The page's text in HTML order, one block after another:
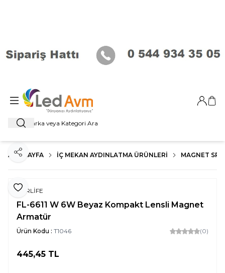
Ara
Giriş
ANA SAYFA İÇ MEKAN AYDINLATMA ÜRÜNLERI MAGNET
Favoriye Ekle
Paylaş
FORLİFE
FL-6611 W 6W Beyaz Kompakt Lensli Magnet
Armatür
Ürün Kodu : T1046 (0)
445,45 TL